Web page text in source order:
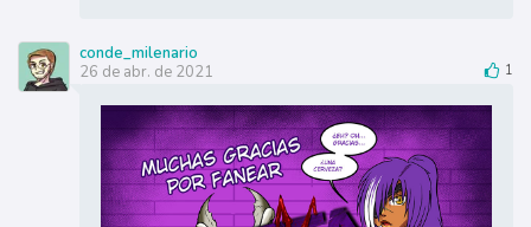
conde_milenario
26 de abr. de 2021
1